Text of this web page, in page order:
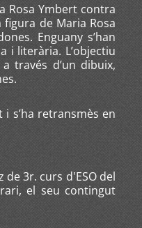
Rosa Ymbert contra
de Maria Rosa
Enguany s’han
i literària. L’objectiu
través d’un dibuix,
s’ha retransmès en
de 3r. curs d'ESO del
el seu contingut